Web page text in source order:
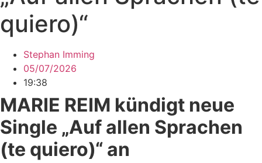
quiero)“
Stephan Imming
05/07/2026
19:38
MARIE REIM kündigt neue
Single „Auf allen Sprachen
(te quiero)“ an